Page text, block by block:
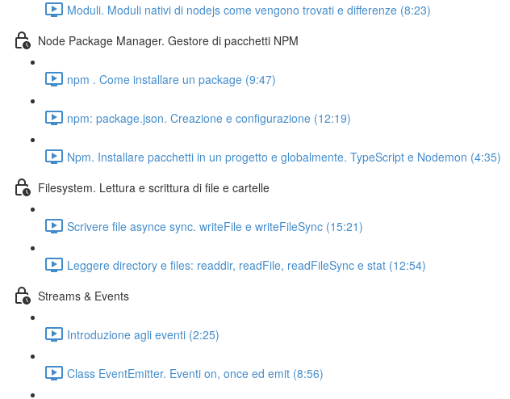
Moduli. Moduli nativi di nodejs come vengono trovati e differenze (8:23)
Node Package Manager. Gestore di pacchetti NPM
npm . Come installare un package (9:47)
npm: package.json. Creazione e configurazione (12:19)
Npm. Installare pacchetti in un progetto e globalmente. TypeScript e Nodemon (4:35)
Filesystem. Lettura e scrittura di file e cartelle
Scrivere file asynce sync. writeFile e writeFileSync (15:21)
Leggere directory e files: readdir, readFile, readFileSync e stat (12:54)
Streams & Events
Introduzione agli eventi (2:25)
Class EventEmitter. Eventi on, once ed emit (8:56)